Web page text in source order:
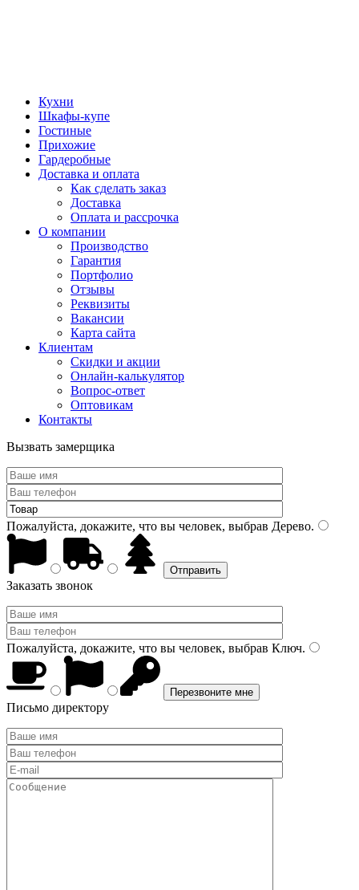
Кухни
Шкафы-купе
Гостиные
Прихожие
Гардеробные
Доставка и оплата
Как сделать заказ
Доставка
Оплата и рассрочка
О компании
Производство
Гарантия
Портфолио
Отзывы
Реквизиты
Вакансии
Карта сайта
Клиентам
Скидки и акции
Онлайн-калькулятор
Вопрос-ответ
Оптовикам
Контакты
Вызвать замерщика
Пожалуйста, докажите, что вы человек, выбрав Дерево.
Заказать звонок
Пожалуйста, докажите, что вы человек, выбрав Ключ.
Письмо директору